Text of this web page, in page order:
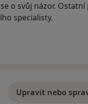
o svůj názor.
specialisty.
Upravit nebo